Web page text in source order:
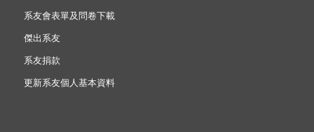
系友會表單及問卷下載
傑出系友
系友捐款
更新系友個人基本資料